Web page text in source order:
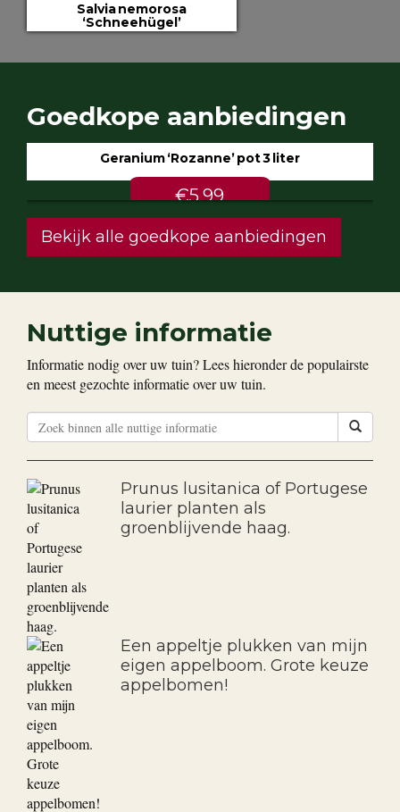
Salvia nemorosa
‘Schneehügel’
Goedkope aanbiedingen
Geranium ‘Rozanne’ pot 3 liter
€5.99
Bekijk alle goedkope aanbiedingen
Nuttige informatie
Informatie nodig over uw tuin? Lees hieronder de populairste
en meest gezochte informatie over uw tuin.
Prunus lusitanica of Portugese
laurier planten als
groenblijvende haag.
Een appeltje plukken van mijn
eigen appelboom. Grote keuze
appelbomen!